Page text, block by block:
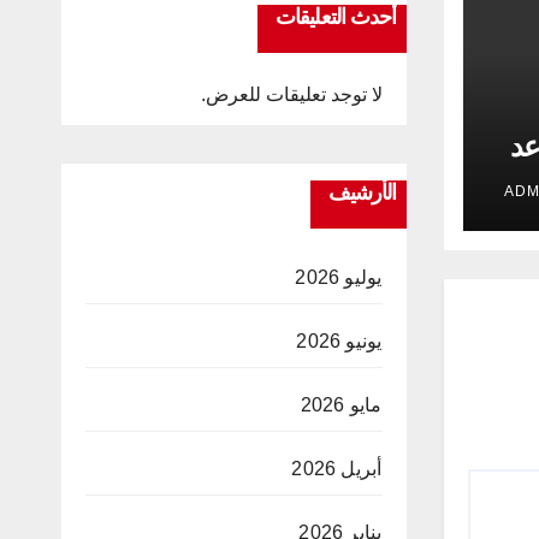
أحدث التعليقات
لا توجد تعليقات للعرض.
الأرشيف
يوليو 2026
يونيو 2026
مايو 2026
أبريل 2026
يناير 2026